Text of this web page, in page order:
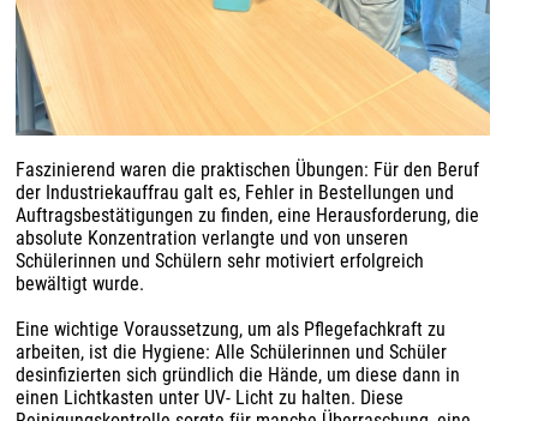
Faszinierend waren die praktischen Übungen: Für den Beruf
der Industriekauffrau galt es, Fehler in Bestellungen und
Auftragsbestätigungen zu finden, eine Herausforderung, die
absolute Konzentration verlangte und von unseren
Schülerinnen und Schülern sehr motiviert erfolgreich
bewältigt wurde.
Eine wichtige Voraussetzung, um als Pflegefachkraft zu
arbeiten, ist die Hygiene: Alle Schülerinnen und Schüler
desinfizierten sich gründlich die Hände, um diese dann in
einen Lichtkasten unter UV- Licht zu halten. Diese